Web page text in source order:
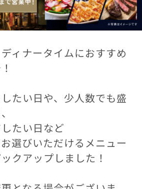
ィナータイムにおすすめ
たい日や、少人数でも盛
たい日など
選びいただけるメニュー
クアップしました！